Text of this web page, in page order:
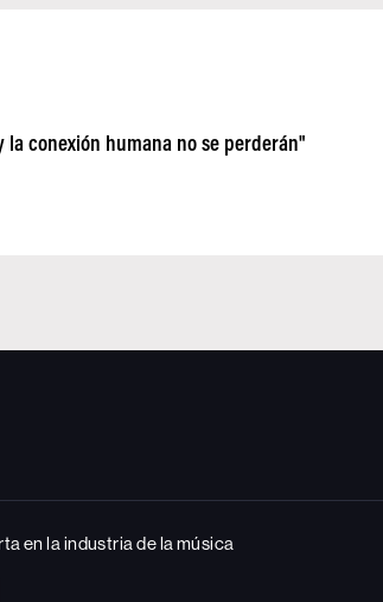
conexión humana no se perderán"
en la industria de la música